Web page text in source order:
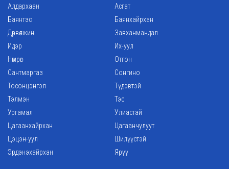
Алдархаан
Асгат
Баянтэс
Баянхайрхан
Дөрвөлжин
Завханмандал
Идэр
Их-уул
Нөмрөг
Отгон
Сантмаргаз
Сонгино
Тосонцэнгэл
Түдэвтэй
Тэлмэн
Тэс
Ургамал
Улиастай
Цагаанхайрхан
Цагаанчулуут
Цэцэн-уул
Шилүүстэй
Эрдэнэхайрхан
Яруу